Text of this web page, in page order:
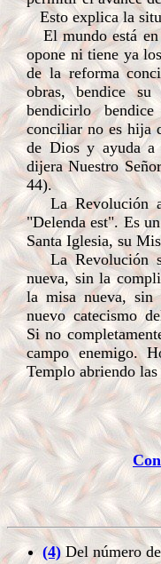
Esto explica la
El mundo está en
opone ni tiene ya
de la reforma
obras, bendice
bendicirlo
conciliar no es hija
de Dios y ayuda
dijera Nuestro
44).
La Revolución
"Delenda est". Es
Santa Iglesia, su
La Revolución
nueva, sin la
la misa nueva, sin
nuevo catecismo
Si no
campo enemigo.
Templo abriendo
(4)Del número